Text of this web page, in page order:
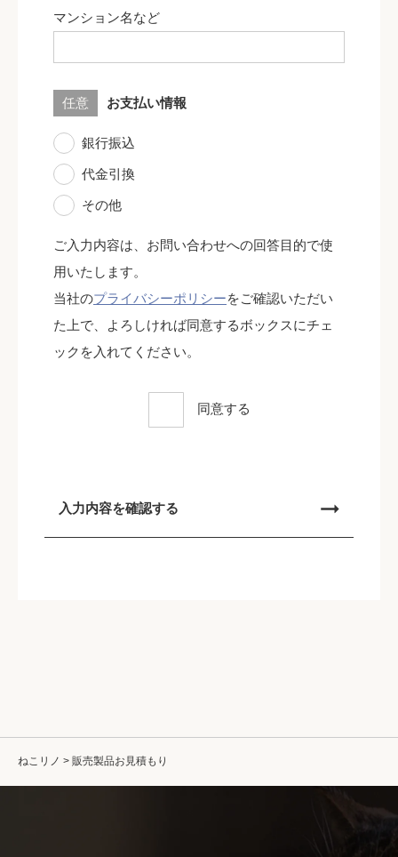
マンション名など
お支払い情報
任意
銀行振込
代金引換
その他
ご入力内容は、お問い合わせへの回答目的で使
用いたします。
当社のプライバシーポリシーをご確認いただい
た上で、よろしければ同意するボックスにチェ
ックを入れてください。
同意する
ねこリノ > 販売製品お見積もり